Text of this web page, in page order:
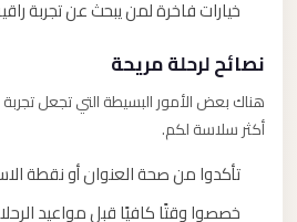
خيارات فاخرة لمن يبحث عن تجربة راقية
نصائح لرحلة مريحة
هناك بعض الأمور البسيطة التي تجعل تجربة
أكثر سلاسة لكم.
تأكدوا من صحة العنوان أو نقطة
خصصوا وقتًا كافيًا قبل مواعيد